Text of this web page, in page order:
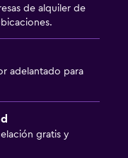
de alquiler de
adelantado para
gratis y